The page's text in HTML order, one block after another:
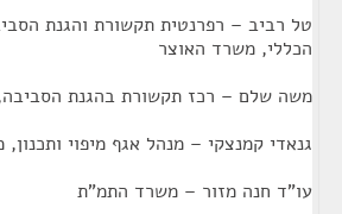
טל רביב – רפרנטית תקשורת והגנת
הכללי, משרד האוצר
משה שלם – רכז תקשורת בהגנת
גנאדי קמנצקי – מנהל אגף מיפוי
עו"ד חנה מזור – משרד התמ"ת